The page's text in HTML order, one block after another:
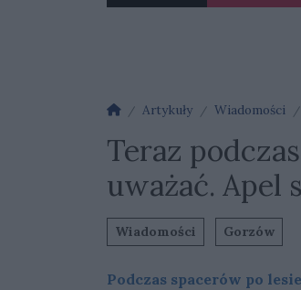
Strona główna
Artykuły Wiadomości
Teraz
uważać. Apel
Wiadomości Gorzów
Podczas spacerów po